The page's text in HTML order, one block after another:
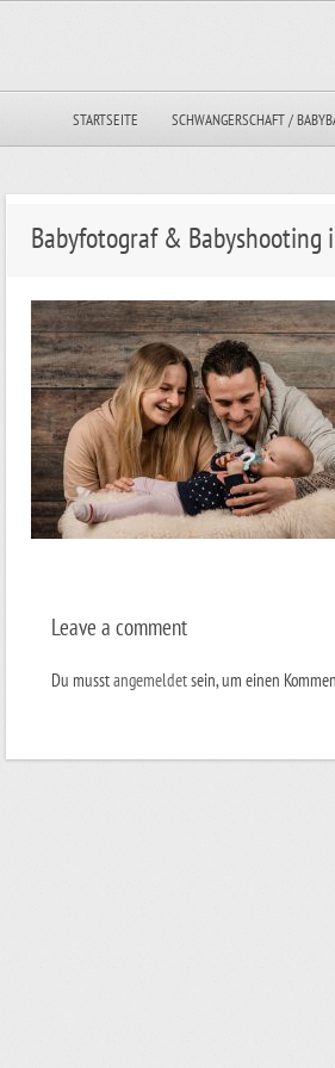
STARTSEITE SCHWANGERSCHAFT /
Babyfotograf &
Leave a comment
Du musstangemeldetsein, um einen